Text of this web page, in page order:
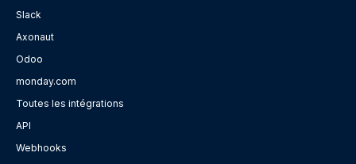
Slack
Axonaut
Odoo
monday.com
Toutes les intégrations
API
Webhooks